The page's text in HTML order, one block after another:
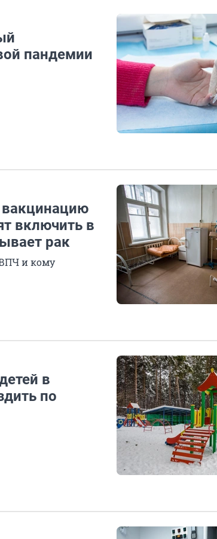
пандемии
включить в
рак
и кому
в
по